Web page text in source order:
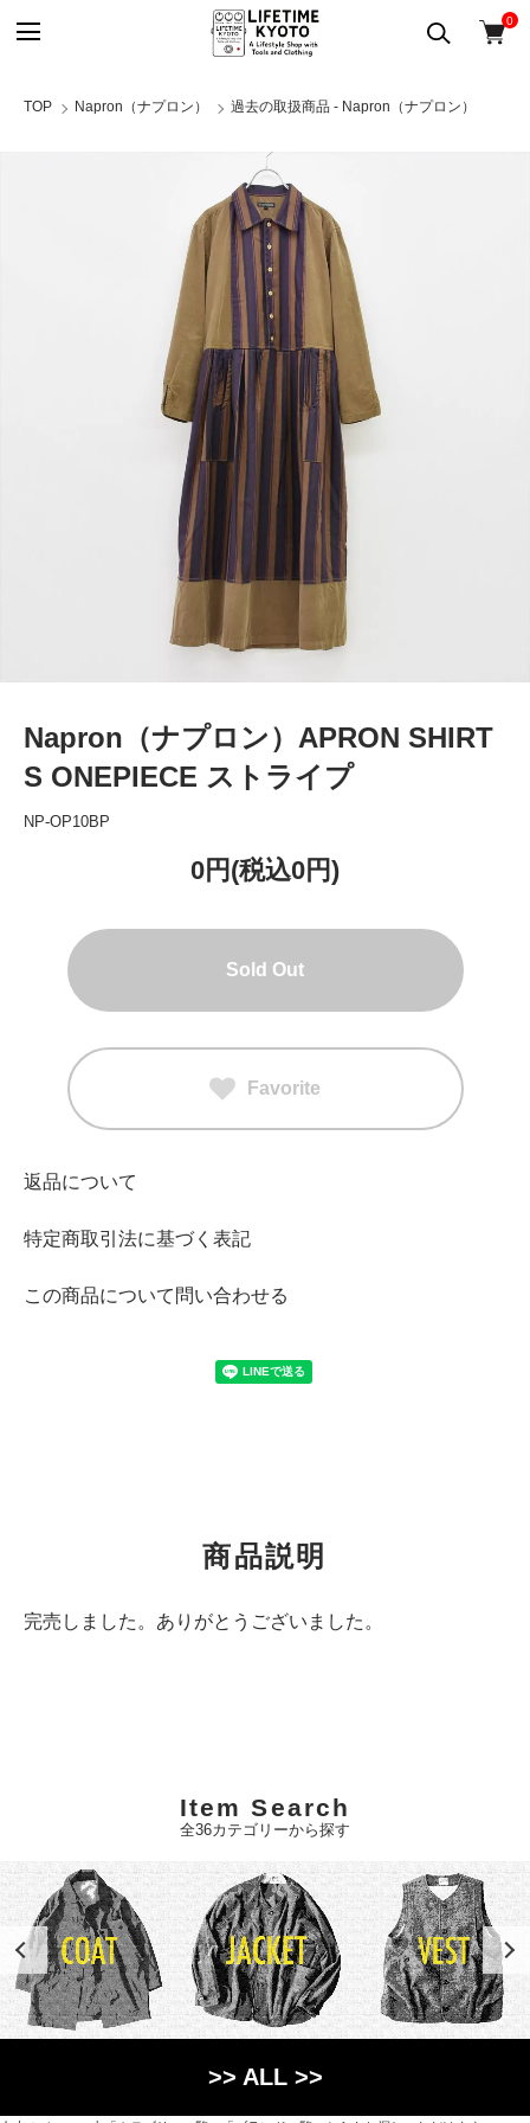
0
TOP Napron（ナプロン） 過去の取扱商品 - Napron（ナプロン）
Napron（ナプロン）APRON SHIRT
S ONEPIECE ストライプ
NP-OP10BP
0円(税込0円)
Sold Out
Favorite
返品について
特定商取引法に基づく表記
この商品について問い合わせる
商品説明
完売しました。ありがとうございました。
Item Search
全36カテゴリーから探す
>> ALL >>